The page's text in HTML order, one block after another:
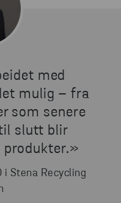
med
mulig – fra
som senere
slutt blir
produkter.»
i Stena Recycling